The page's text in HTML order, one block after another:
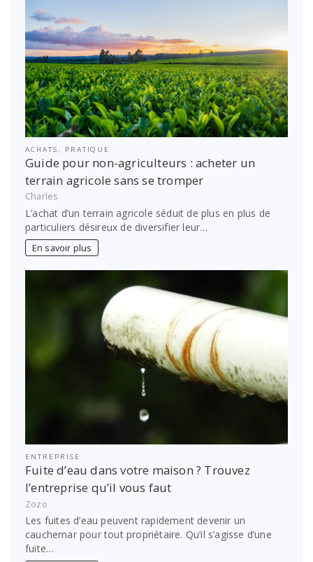
ACHATS, PRATIQUE
Guide pour non-agriculteurs : acheter un
terrain agricole sans se tromper
Charles
L’achat d’un terrain agricole séduit de plus en plus de
particuliers désireux de diversifier leur…
En savoir plus
ENTREPRISE
Fuite d’eau dans votre maison ? Trouvez
l’entreprise qu’il vous faut
Zozo
Les fuites d’eau peuvent rapidement devenir un
cauchemar pour tout propriétaire. Qu’il s’agisse d’une
fuite…